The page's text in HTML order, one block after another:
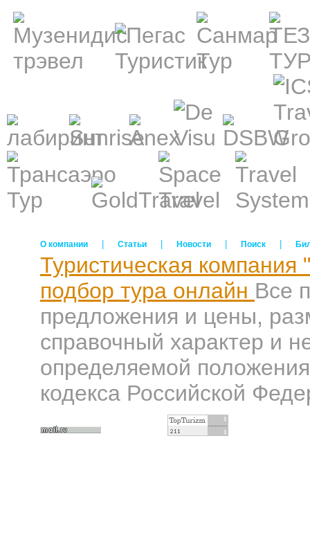
О компании Статьи Новости Поиск
Туристическая компания
подбор тура онлайн Все
предложения и цены,
справочный характер и
определяемой
кодекса Российской